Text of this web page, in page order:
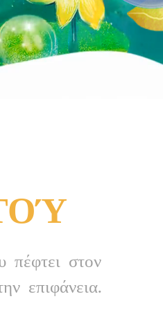
πέφτει στον
επιφάνεια.